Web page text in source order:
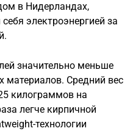
в Нидерландах,
электроэнергией за
значительно меньше
материалов. Средний вес
килограммов на
легче кирпичной
технологии